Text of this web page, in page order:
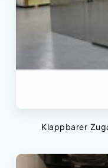
Klappbarer